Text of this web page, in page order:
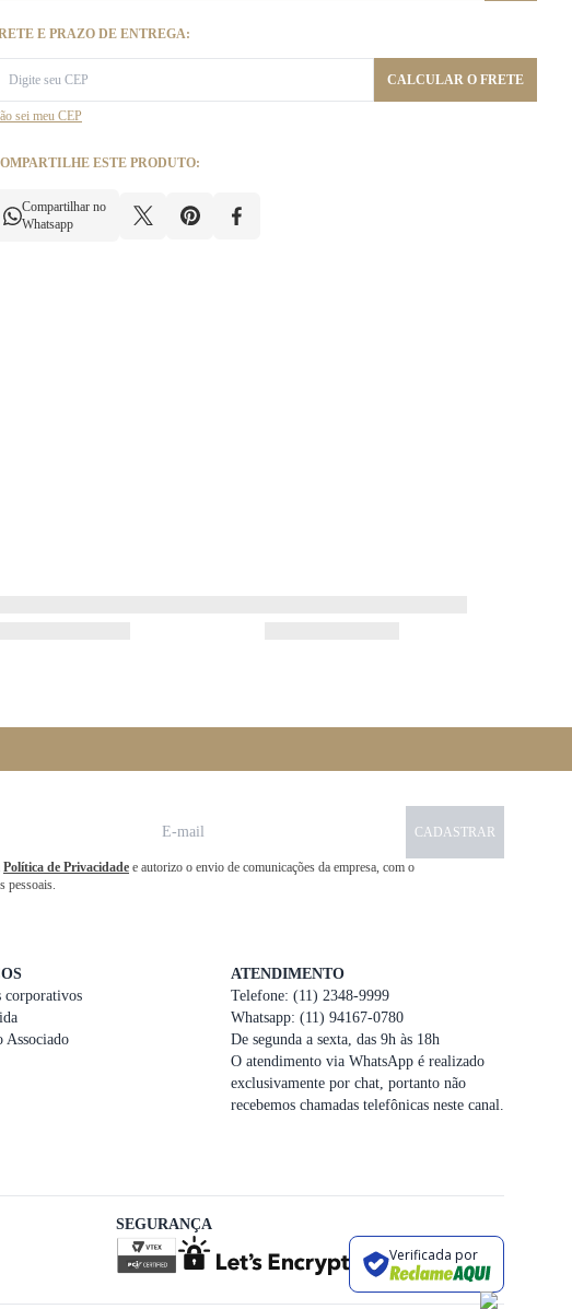
E PRAZO DE ENTREGA:
CALCULAR O FRETE
sei meu CEP
ESTE PRODUTO:
Compartilhar no
Whatsapp
CADASTRAR
Política de Privacidade e autorizo o envio de comunicações da empresa, com o
pessoais.
corporativos
Associado
ATENDIMENTO
Telefone: (11) 2348-9999
Whatsapp: (11) 94167-0780
De segunda a sexta, das 9h às 18h
O atendimento via WhatsApp é realizado
exclusivamente por chat, portanto não
recebemos chamadas telefônicas neste canal.
SEGURANÇA
Verificada por